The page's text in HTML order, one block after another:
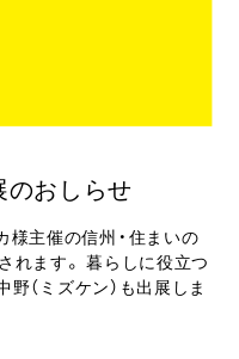
おしらせ
主催の信州・住まいの
れます。 暮らしに役立つ
（ミズケン）も出展しま